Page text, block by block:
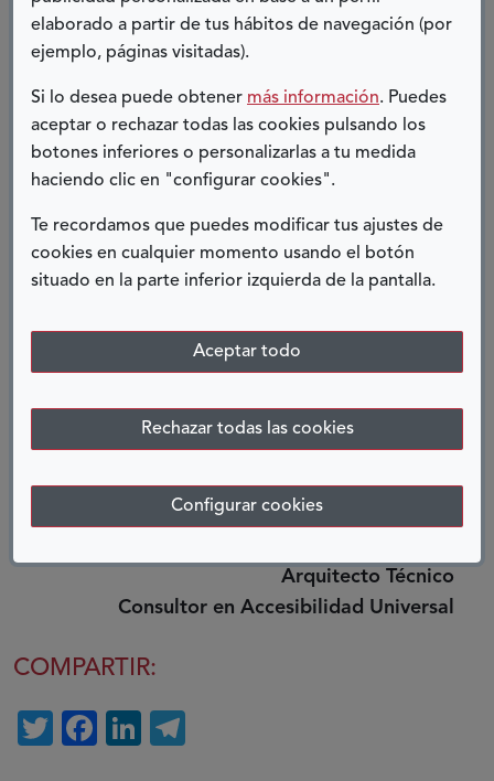
elaborado a partir de tus hábitos de navegación (por
ejemplo, páginas visitadas).
Si lo desea puede obtener más información. Puedes
aceptar o rechazar todas las cookies pulsando los
botones inferiores o personalizarlas a tu medida
haciendo clic en "configurar cookies".
Te recordamos que puedes modificar tus ajustes de
cookies en cualquier momento usando el botón
situado en la parte inferior izquierda de la pantalla.
Aceptar todo
Rechazar todas las cookies
Configurar cookies
sobre todo estableciendo contactos de
diversos/as profesionales y de diversas partes
personas, y por consiguiente en la
transversalidad de la accesibilidad).
necesaria e indispensable para poder afrontar
los retos que la accesibilidad nos tiene
personal como profesional; ya que a estas
alturas del siglo XXI en el que nos encontramos,
mundo pueda ejercer libremente su derecho a
una vida autónoma. De nosotros y nosotras, los
profesionales, depende en buena parte.
Arquitecto Técnico
Consultor en Accesibilidad Universal
COMPARTIR:
TwitterFacebook
LinkedIn